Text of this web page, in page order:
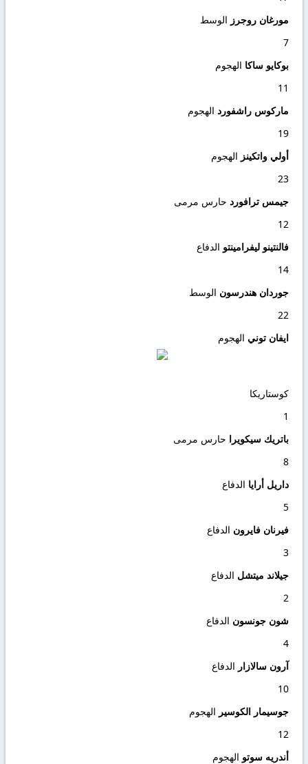
مورغان روجرز الوسط
7
بوكايو ساكا الهجوم
11
ماركوس راشفورد الهجوم
19
أولي واتكينز الهجوم
23
جيمس ترافورد حارس مرمى
12
فالنتينو ليفرامينتو الدفاع
14
جوردان هندرسون الوسط
22
ايفان توني الهجوم
كوستاريكا
1
باتريك سيكويرا حارس مرمى
8
داريل أرايا الدفاع
5
فيرنان فايرون الدفاع
3
جيلاند ميتشل الدفاع
2
شون جونسون الدفاع
4
آرون سالازار الدفاع
10
جوسيمار الكوسير الهجوم
12
أندريه سوتو الهجوم